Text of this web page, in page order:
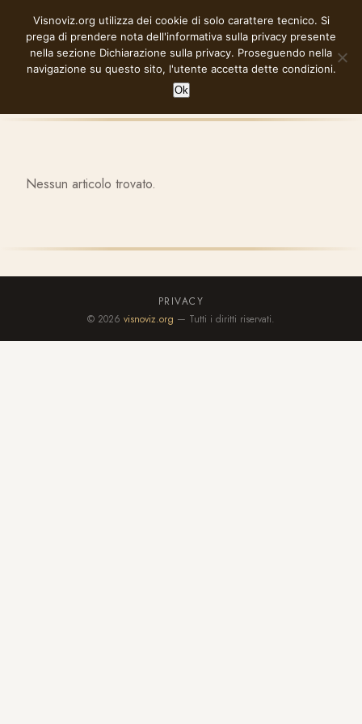
contenuto
VISNOVIZ.ORG
Nessun articolo trovato.
PRIVACY
© 2026 visnoviz.org — Tutti i diritti riservati.
Visnoviz.org utilizza dei cookie di solo carattere tecnico. Si
prega di prendere nota dell'informativa sulla privacy presente
nella sezione Dichiarazione sulla privacy. Proseguendo nella
navigazione su questo sito, l'utente accetta dette condizioni.
Ok